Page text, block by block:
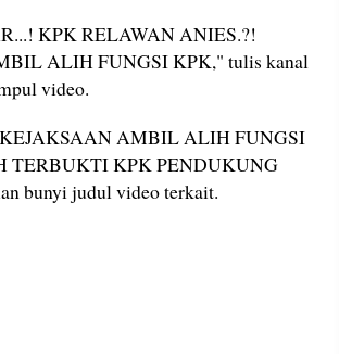
KPK RELAWAN ANIES.?!
ALIH FUNGSI KPK," tulis kanal
video.
AMBIL ALIH FUNGSI
TERBUKTI KPK PENDUKUNG
bunyi judul video terkait.